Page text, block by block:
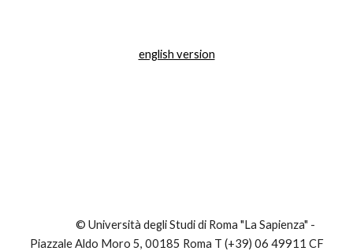
english version
© Università degli Studi di Roma "La Sapienza" -
Piazzale Aldo Moro 5, 00185 Roma T (+39) 06 49911 CF